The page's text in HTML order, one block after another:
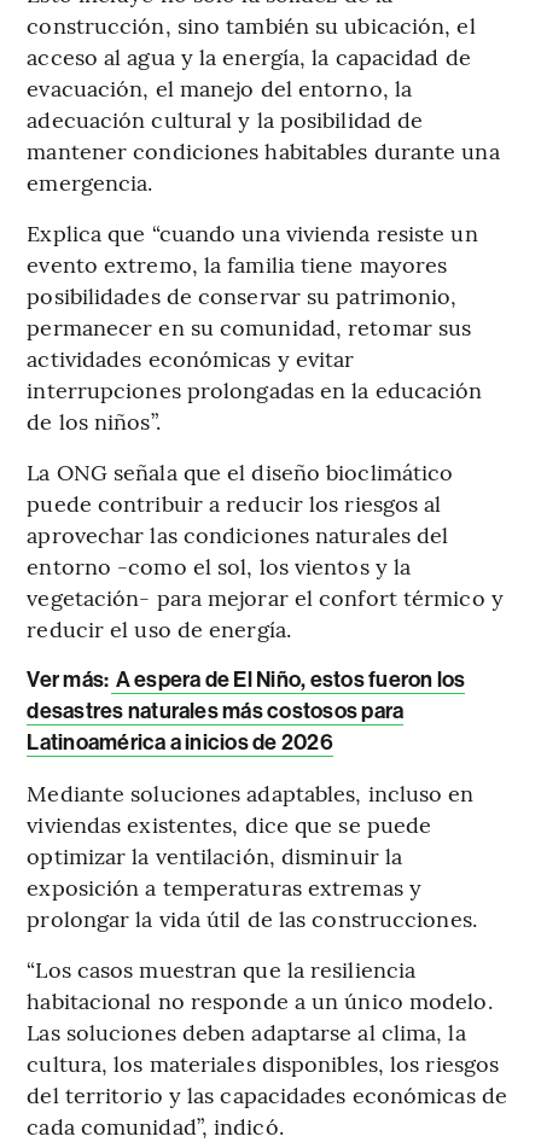
construcción, sino también su ubicación, el
acceso al agua y la energía, la capacidad de
evacuación, el manejo del entorno, la
adecuación cultural y la posibilidad de
mantener condiciones habitables durante una
emergencia.
Explica que “cuando una vivienda resiste un
evento extremo, la familia tiene mayores
posibilidades de conservar su patrimonio,
permanecer en su comunidad, retomar sus
actividades económicas y evitar
interrupciones prolongadas en la educación
de los niños”.
La ONG señala que el diseño bioclimático
puede contribuir a reducir los riesgos al
aprovechar las condiciones naturales del
entorno -como el sol, los vientos y la
vegetación- para mejorar el confort térmico y
reducir el uso de energía.
Ver más: A espera de El Niño, estos fueron los
desastres naturales más costosos para
Latinoamérica a inicios de 2026
Mediante soluciones adaptables, incluso en
viviendas existentes, dice que se puede
optimizar la ventilación, disminuir la
exposición a temperaturas extremas y
prolongar la vida útil de las construcciones.
“Los casos muestran que la resiliencia
habitacional no responde a un único modelo.
Las soluciones deben adaptarse al clima, la
cultura, los materiales disponibles, los riesgos
del territorio y las capacidades económicas de
cada comunidad”, indicó.